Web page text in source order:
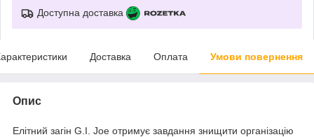
Доступна доставка
Доставка Оплата Умови повернення
Опис
Елітний загін G.I. Joe отримує завдання знищити організацію